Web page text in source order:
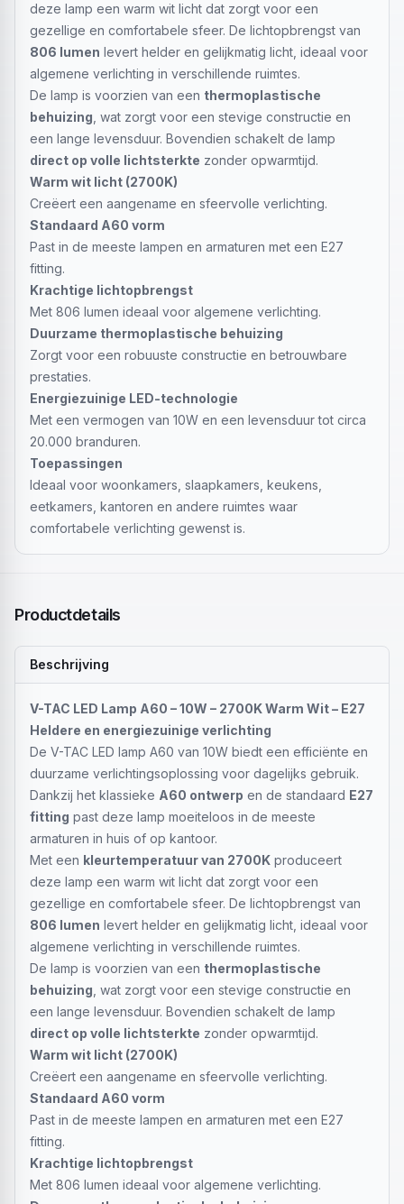
deze lamp een warm wit licht dat zorgt voor een
gezellige en comfortabele sfeer. De lichtopbrengst van
806 lumen levert helder en gelijkmatig licht, ideaal voor
algemene verlichting in verschillende ruimtes.
De lamp is voorzien van een thermoplastische
behuizing , wat zorgt voor een stevige constructie en
een lange levensduur. Bovendien schakelt de lamp
direct op volle lichtsterkte zonder opwarmtijd.
Warm wit licht (2700K)
Creëert een aangename en sfeervolle verlichting.
Standaard A60 vorm
Past in de meeste lampen en armaturen met een E27
fitting.
Krachtige lichtopbrengst
Met 806 lumen ideaal voor algemene verlichting.
Duurzame thermoplastische behuizing
Zorgt voor een robuuste constructie en betrouwbare
prestaties.
Energiezuinige LED-technologie
Met een vermogen van 10W en een levensduur tot circa
20.000 branduren.
Toepassingen
Ideaal voor woonkamers, slaapkamers, keukens,
eetkamers, kantoren en andere ruimtes waar
comfortabele verlichting gewenst is.
Productdetails
Beschrijving
V-TAC LED Lamp A60 – 10W – 2700K Warm Wit – E27
Heldere en energiezuinige verlichting
De V-TAC LED lamp A60 van 10W biedt een efficiënte en
duurzame verlichtingsoplossing voor dagelijks gebruik.
Dankzij het klassieke A60 ontwerp en de standaard E27
fitting past deze lamp moeiteloos in de meeste
armaturen in huis of op kantoor.
Met een kleurtemperatuur van 2700K produceert
deze lamp een warm wit licht dat zorgt voor een
gezellige en comfortabele sfeer. De lichtopbrengst van
806 lumen levert helder en gelijkmatig licht, ideaal voor
algemene verlichting in verschillende ruimtes.
De lamp is voorzien van een thermoplastische
behuizing , wat zorgt voor een stevige constructie en
een lange levensduur. Bovendien schakelt de lamp
direct op volle lichtsterkte zonder opwarmtijd.
Warm wit licht (2700K)
Creëert een aangename en sfeervolle verlichting.
Standaard A60 vorm
Past in de meeste lampen en armaturen met een E27
fitting.
Krachtige lichtopbrengst
Met 806 lumen ideaal voor algemene verlichting.